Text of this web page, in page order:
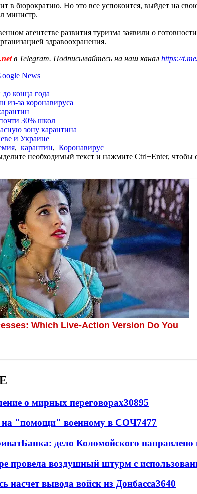
в бюрократию. Но это все успокоится, выйдет на
министр.
агентстве развития туризма заявили о готовности
здравоохранения.
в Telegram. Подписывайтесь на наш канал https://
News
конца года
из-за коронавируса
30% школ
зону карантина
и Украине
, карантин, Коронавирус
необходимый текст и нажмите Ctrl+Enter, чтобы
о мирных переговорах30895
"помощи" военному в СОЧ7477
дело Коломойского направлено
провела воздушный штурм с
насчет вывода войск из Донбасса3640